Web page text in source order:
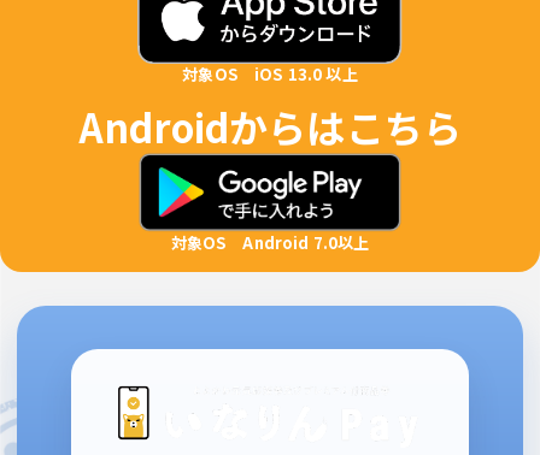
対象OS iOS 13.0 以上
Androidからはこちら
対象OS Android 7.0以上